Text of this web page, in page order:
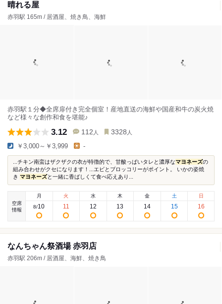
晴れる屋
赤羽駅 165m / 居酒屋、焼き鳥、海鮮
赤羽駅１分◆全席扉付き完全個室！産地直送の海鮮や国産和牛の炭火焼
など様々な創作和食を堪能♪
3.12 112 人 3328 人
￥3,000～￥3,999 -
...チキン南蛮はザクザクの衣が特徴的で、甘酸っぱいタレと濃厚なマヨネーズの
組み合わせがクセになります！...エビとブロッコリーがポイント。 いかの姿焼
き マヨネーズと一緒に香ばしくて食べ応えあり...
空席
情報
月
8/10
火
11
水
12
木
13
金
14
土
15
日
16
なんちゃん祭酒場 赤羽店
赤羽駅 206m / 居酒屋、海鮮、焼き鳥